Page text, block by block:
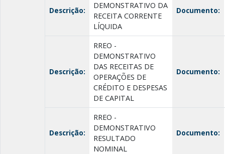
Descrição:
DEMONSTRATIVO DA
RECEITA CORRENTE
LÍQUIDA
Documento:
Descrição:
RREO -
DEMONSTRATIVO
DAS RECEITAS DE
OPERAÇÕES DE
CRÉDITO E DESPESAS
DE CAPITAL
Documento:
Descrição:
RREO -
DEMONSTRATIVO
RESULTADO
NOMINAL
Documento: